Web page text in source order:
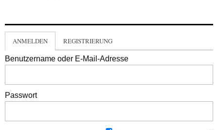
ANMELDEN REGISTRIERUNG
Benutzername oder E-Mail-Adresse
Passwort